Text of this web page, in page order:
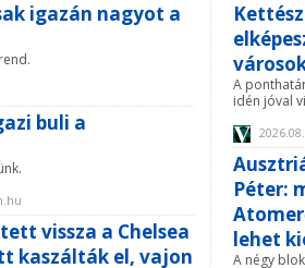
igazán nagyot a
buli a
vissza a Chelsea
kaszálták el, vajon
A
idén jóval
Péter:
lehet
A négy